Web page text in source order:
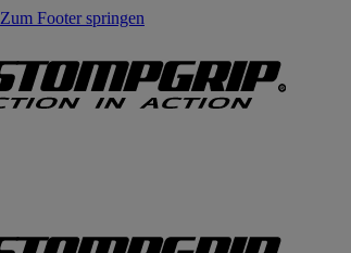
Zum Footer springen